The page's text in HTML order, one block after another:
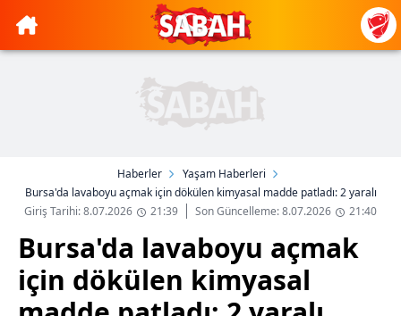
Haberler
Yaşam Haberleri
Bursa'da lavaboyu açmak için dökülen kimyasal madde patladı: 2 yaralı
Giriş Tarihi: 8.07.2026
21:39 Son Güncelleme: 8.07.2026 21:40
Bursa'da lavaboyu açmak
için dökülen kimyasal